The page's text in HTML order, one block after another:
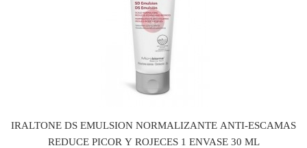
IRALTONE DS EMULSION NORMALIZANTE ANTI-ESCAMAS
REDUCE PICOR Y ROJECES 1 ENVASE 30 ML